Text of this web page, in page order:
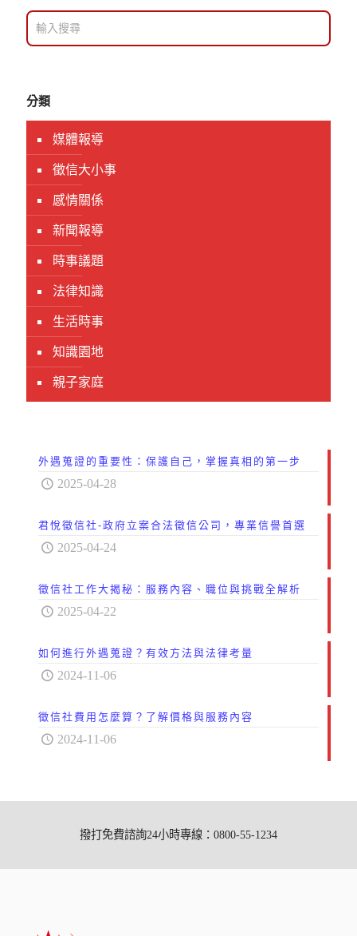
分類
媒體報導
徵信大小事
感情關係
新聞報導
時事議題
法律知識
生活時事
知識園地
親子家庭
外遇蒐證的重要性：保護自己，掌握真相的第一步
2025-04-28
君悅徵信社-政府立案合法徵信公司，專業信譽首選
2025-04-24
徵信社工作大揭秘：服務內容、職位與挑戰全解析
2025-04-22
如何進行外遇蒐證？有效方法與法律考量
2024-11-06
徵信社費用怎麼算？了解價格與服務內容
2024-11-06
撥打免費諮詢24小時專線：0800-55-1234